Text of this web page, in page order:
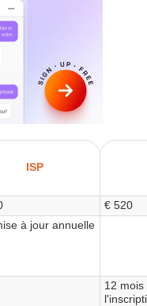
ISP
€ 520
à jour annuelle
12